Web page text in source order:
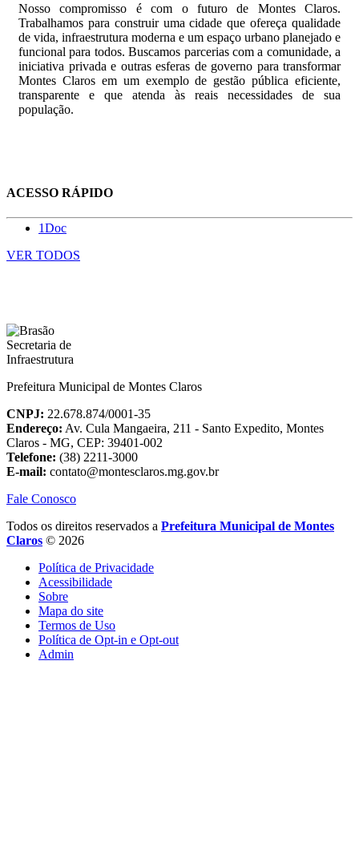
Nosso compromisso é com o futuro de Montes Claros.
Trabalhamos para construir uma cidade que ofereça qualidade
de vida, infraestrutura moderna e um espaço urbano planejado e
funcional para todos. Buscamos parcerias com a comunidade, a
iniciativa privada e outras esferas de governo para transformar
Montes Claros em um exemplo de gestão pública eficiente,
transparente e que atenda às reais necessidades de sua
população.
ACESSO RÁPIDO
1Doc
VER TODOS
Prefeitura Municipal de Montes Claros
CNPJ: 22.678.874/0001-35
Endereço: Av. Cula Mangaeira, 211 - Santo Expedito, Montes
Claros - MG, CEP: 39401-002
Telefone: (38) 2211-3000
E-mail: contato@montesclaros.mg.gov.br
Fale Conosco
Todos os direitos reservados a Prefeitura Municipal de Montes
Claros © 2026
Política de Privacidade
Acessibilidade
Sobre
Mapa do site
Termos de Uso
Política de Opt-in e Opt-out
Admin